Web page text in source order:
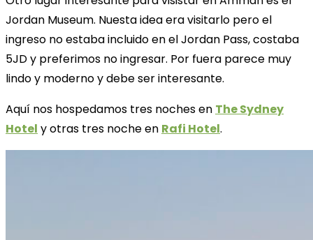
Jordan Museum. Nuesta idea era visitarlo pero el
ingreso no estaba incluido en el Jordan Pass, costaba
5JD y preferimos no ingresar. Por fuera parece muy
lindo y moderno y debe ser interesante.
Aquí nos hospedamos tres noches en The Sydney
Hotel y otras tres noche en Rafi Hotel.